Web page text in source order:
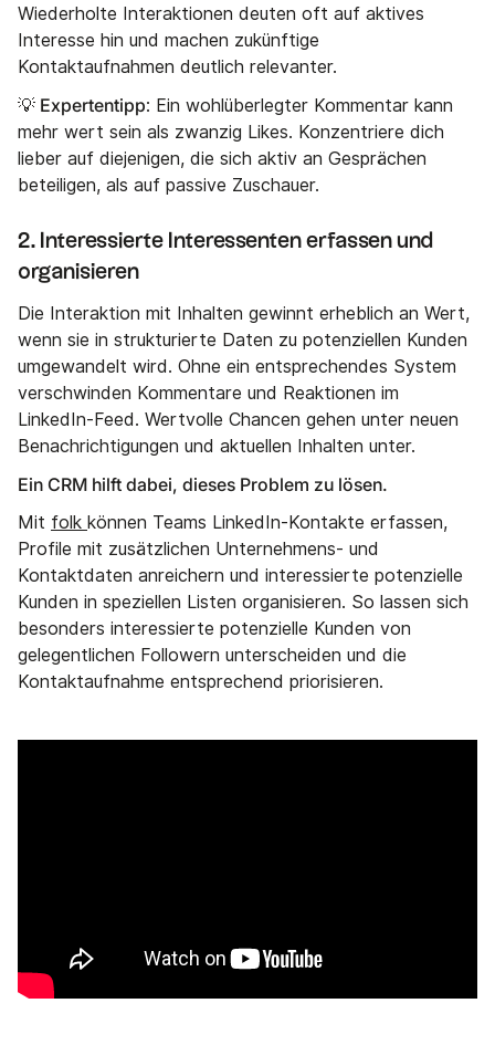
Wiederholte Interaktionen deuten oft auf aktives
Interesse hin und machen zukünftige
Kontaktaufnahmen deutlich relevanter.
💡 Expertentipp: Ein wohlüberlegter Kommentar kann
mehr wert sein als zwanzig Likes. Konzentriere dich
lieber auf diejenigen, die sich aktiv an Gesprächen
beteiligen, als auf passive Zuschauer.
2. Interessierte Interessenten erfassen und
organisieren
Die Interaktion mit Inhalten gewinnt erheblich an Wert,
wenn sie in strukturierte Daten zu potenziellen Kunden
umgewandelt wird. Ohne ein entsprechendes System
verschwinden Kommentare und Reaktionen im
LinkedIn-Feed. Wertvolle Chancen gehen unter neuen
Benachrichtigungen und aktuellen Inhalten unter.
Ein CRM hilft dabei, dieses Problem zu lösen.
Mit folk können Teams LinkedIn-Kontakte erfassen,
Profile mit zusätzlichen Unternehmens- und
Kontaktdaten anreichern und interessierte potenzielle
Kunden in speziellen Listen organisieren. So lassen sich
besonders interessierte potenzielle Kunden von
gelegentlichen Followern unterscheiden und die
Kontaktaufnahme entsprechend priorisieren.